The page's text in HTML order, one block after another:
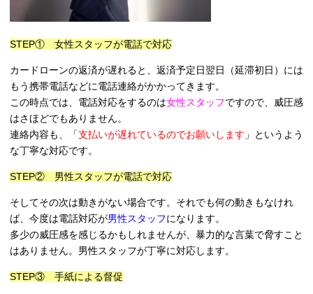
STEP① 女性スタッフが電話で対応
カードローンの返済が遅れると、返済予定日翌日（延滞初日）には
もう携帯電話などに電話連絡がかかってきます。
この時点では、電話対応をするのは女性スタッフですので、威圧感
はさほどでもありません。
連絡内容も、「支払いが遅れているのでお願いします 」というよう
な丁寧な対応です。
STEP② 男性スタッフが電話で対応
そしてその次は動きがない場合です。それでも何の動きもなけれ
ば、今度は電話対応が男性スタッフになります。
多少の威圧感を感じるかもしれませんが、暴力的な言葉で脅すこと
はありません。男性スタッフが丁寧に対応します。
STEP③ 手紙による督促